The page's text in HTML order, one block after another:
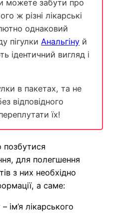
можете забути про
ж різні лікарські
однаковий
пігулки Анальгіну й
ідентичний вигляд і
в пакетах, та не
відповідного
їх!
позбутися
для полегшення
з них необхідно
а саме:
– ім’я лікарського